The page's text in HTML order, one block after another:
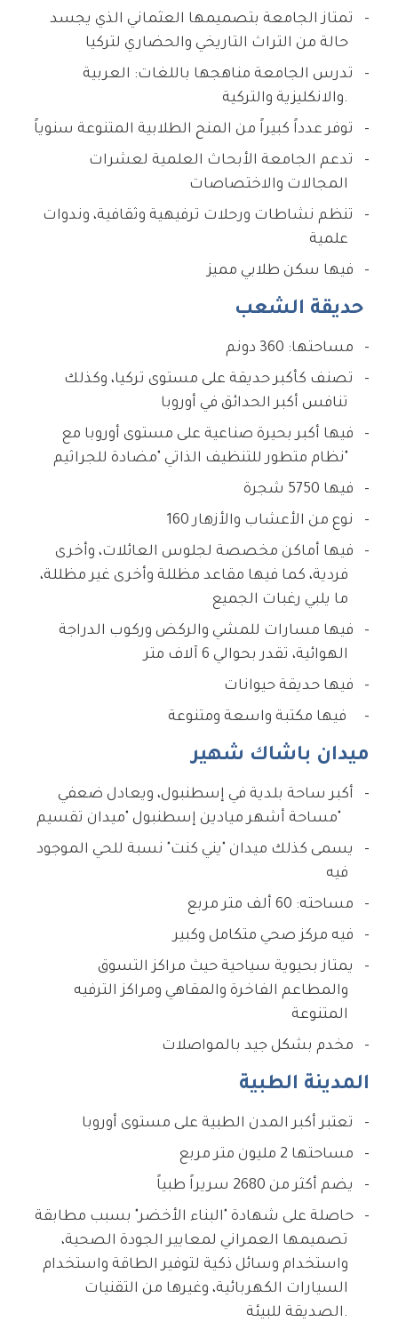
تمتاز الجامعة بتصميمها العثماني الذي يجسد
حالة من التراث التاريخي والحضاري لتركيا
تدرس الجامعة مناهجها باللغات: العربية
والانكليزية والتركية.
توفر عدداً كبيراً من المنح الطلابية المتنوعة سنوياً
تدعم الجامعة الأبحاث العلمية لعشرات
المجالات والاختصاصات
تنظم نشاطات ورحلات ترفيهية وثقافية، وندوات
علمية
فيها سكن طلابي مميز
مساحتها: 360 دونم
تصنف كأكبر حديقة على مستوى تركيا، وكذلك
تنافس أكبر الحدائق في أوروبا
فيها أكبر بحيرة صناعية على مستوى أوروبا مع
نظام متطور للتنظيف الذاتي "مضادة للجراثيم"
فيها 5750 شجرة
160 نوع من الأعشاب والأزهار
فيها أماكن مخصصة لجلوس العائلات، وأخرى
فردية، كما فيها مقاعد مظللة وأخرى غير مظللة،
ما يلبي رغبات الجميع
فيها مسارات للمشي والركض وركوب الدراجة
الهوائية، تقدر بحوالي 6 آلاف متر
فيها حديقة حيوانات
ميدان باشاك شهير
أكبر ساحة بلدية في إسطنبول، ويعادل ضعفي
مساحة أشهر ميادين إسطنبول "ميدان تقسيم"
يسمى كذلك ميدان "يني كنت" نسبة للحي الموجود
فيه
مساحته: 60 ألف متر مربع
فيه مركز صحي متكامل وكبير
يمتاز بحيوية سياحية حيث مراكز التسوق
والمطاعم الفاخرة والمقاهي ومراكز الترفيه
المتنوعة
مخدم بشكل جيد بالمواصلات
المدينة الطبية
تعتبر أكبر المدن الطبية على مستوى أوروبا
مساحتها 2 مليون متر مربع
يضم أكثر من 2680 سريراً طبياً
حاصلة على شهادة "البناء الأخضر" بسبب مطابقة
تصميمها العمراني لمعايير الجودة الصحية،
واستخدام وسائل ذكية لتوفير الطاقة واستخدام
السيارات الكهربائية، وغيرها من التقنيات
الصديقة للبيئة.